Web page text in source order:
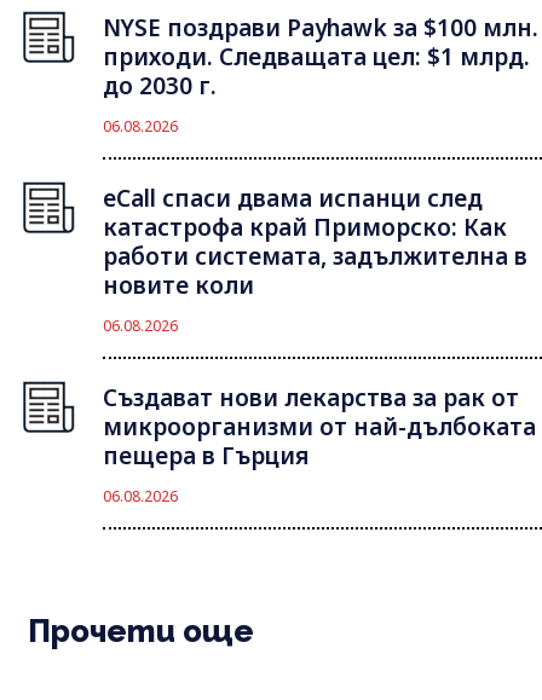
NYSE поздрави Payhawk за $100 млн.
приходи. Следващата цел: $1 млрд.
до 2030 г.
06.08.2026
eCall спаси двама испанци след
катастрофа край Приморско: Как
работи системата, задължителна в
новите коли
06.08.2026
Създават нови лекарства за рак от
микроорганизми от най-дълбоката
пещера в Гърция
06.08.2026
Прочети още